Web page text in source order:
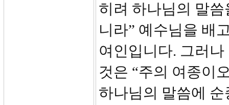
히려 하나님의 말
니라” 예수님을 배
여인입니다. 그러
것은 “주의 여종이
하나님의 말씀에